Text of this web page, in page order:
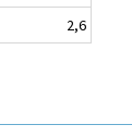
2,6